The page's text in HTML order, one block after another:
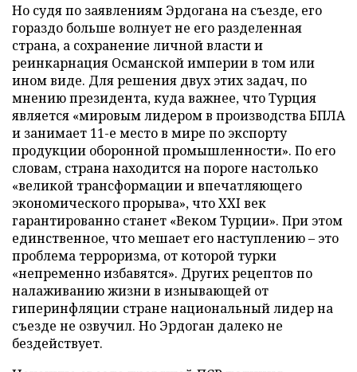
Но судя по заявлениям Эрдогана на съезде, его
гораздо больше волнует не его разделенная
страна, а сохранение личной власти и
реинкарнация Османской империи в том или
ином виде. Для решения двух этих задач, по
мнению президента, куда важнее, что Турция
является «мировым лидером в производства БПЛА
и занимает 11-е место в мире по экспорту
продукции оборонной промышленности». По его
словам, страна находится на пороге настолько
«великой трансформации и впечатляющего
экономического прорыва», что XXI век
гарантированно станет «Веком Турции». При этом
единственное, что мешает его наступлению – это
проблема терроризма, от которой турки
«непременно избавятся». Других рецептов по
налаживанию жизни в изнывающей от
гиперинфляции стране национальный лидер на
съезде не озвучил. Но Эрдоган далеко не
бездействует.